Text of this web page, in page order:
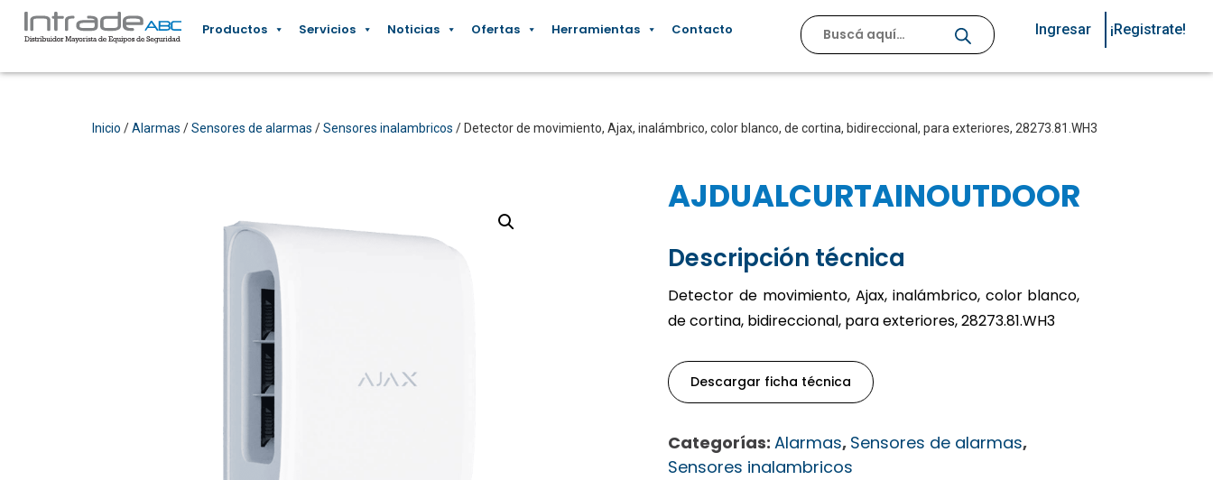
Productos Servicios Noticias Ofertas Herramientas Contacto Ingresar ¡Registrate!
Inicio /Alarmas /Sensores de alarmas /Sensores inalambricos / Detector de movimiento, Ajax, inalámbrico, color blanco, de cortina, bidireccional, para exteriores, 28273.81.WH3
AJDUALCURTAINOUTDOOR
Descripción técnica
Detector de movimiento, Ajax, inalámbrico, color blanco,
de cortina, bidireccional, para exteriores, 28273.81.WH3
Descargar ficha técnica
Categorías: Alarmas, Sensores de alarmas,
Sensores inalambricos